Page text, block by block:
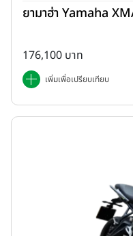
ยามาฮ่า Yamaha
176,100 บาท
เพิ่มเพื่อเปรียบเทียบ